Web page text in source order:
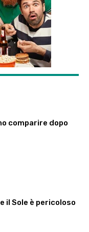
comparire dopo
il Sole è pericoloso